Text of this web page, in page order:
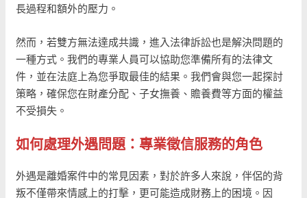
長過程和額外的壓力。
然而，若雙方無法達成共識，進入法律訴訟也是解決問題的
一種方式。我們的專業人員可以協助您準備所有的法律文
件，並在法庭上為您爭取最佳的結果。我們會與您一起探討
策略，確保您在財產分配、子女撫養、贍養費等方面的權益
不受損失。
如何處理外遇問題：專業徵信服務的角色
外遇是離婚案件中的常見因素，對於許多人來說，伴侶的背
叛不僅帶來情感上的打擊，更可能造成財務上的困境。因